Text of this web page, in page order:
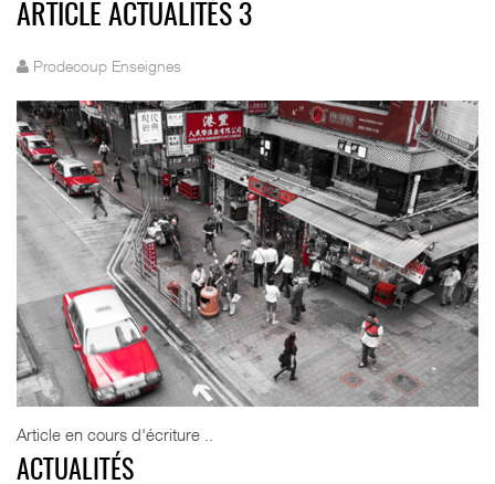
ARTICLE ACTUALITÉS 3
Prodecoup Enseignes
Article en cours d'écriture ..
ACTUALITÉS